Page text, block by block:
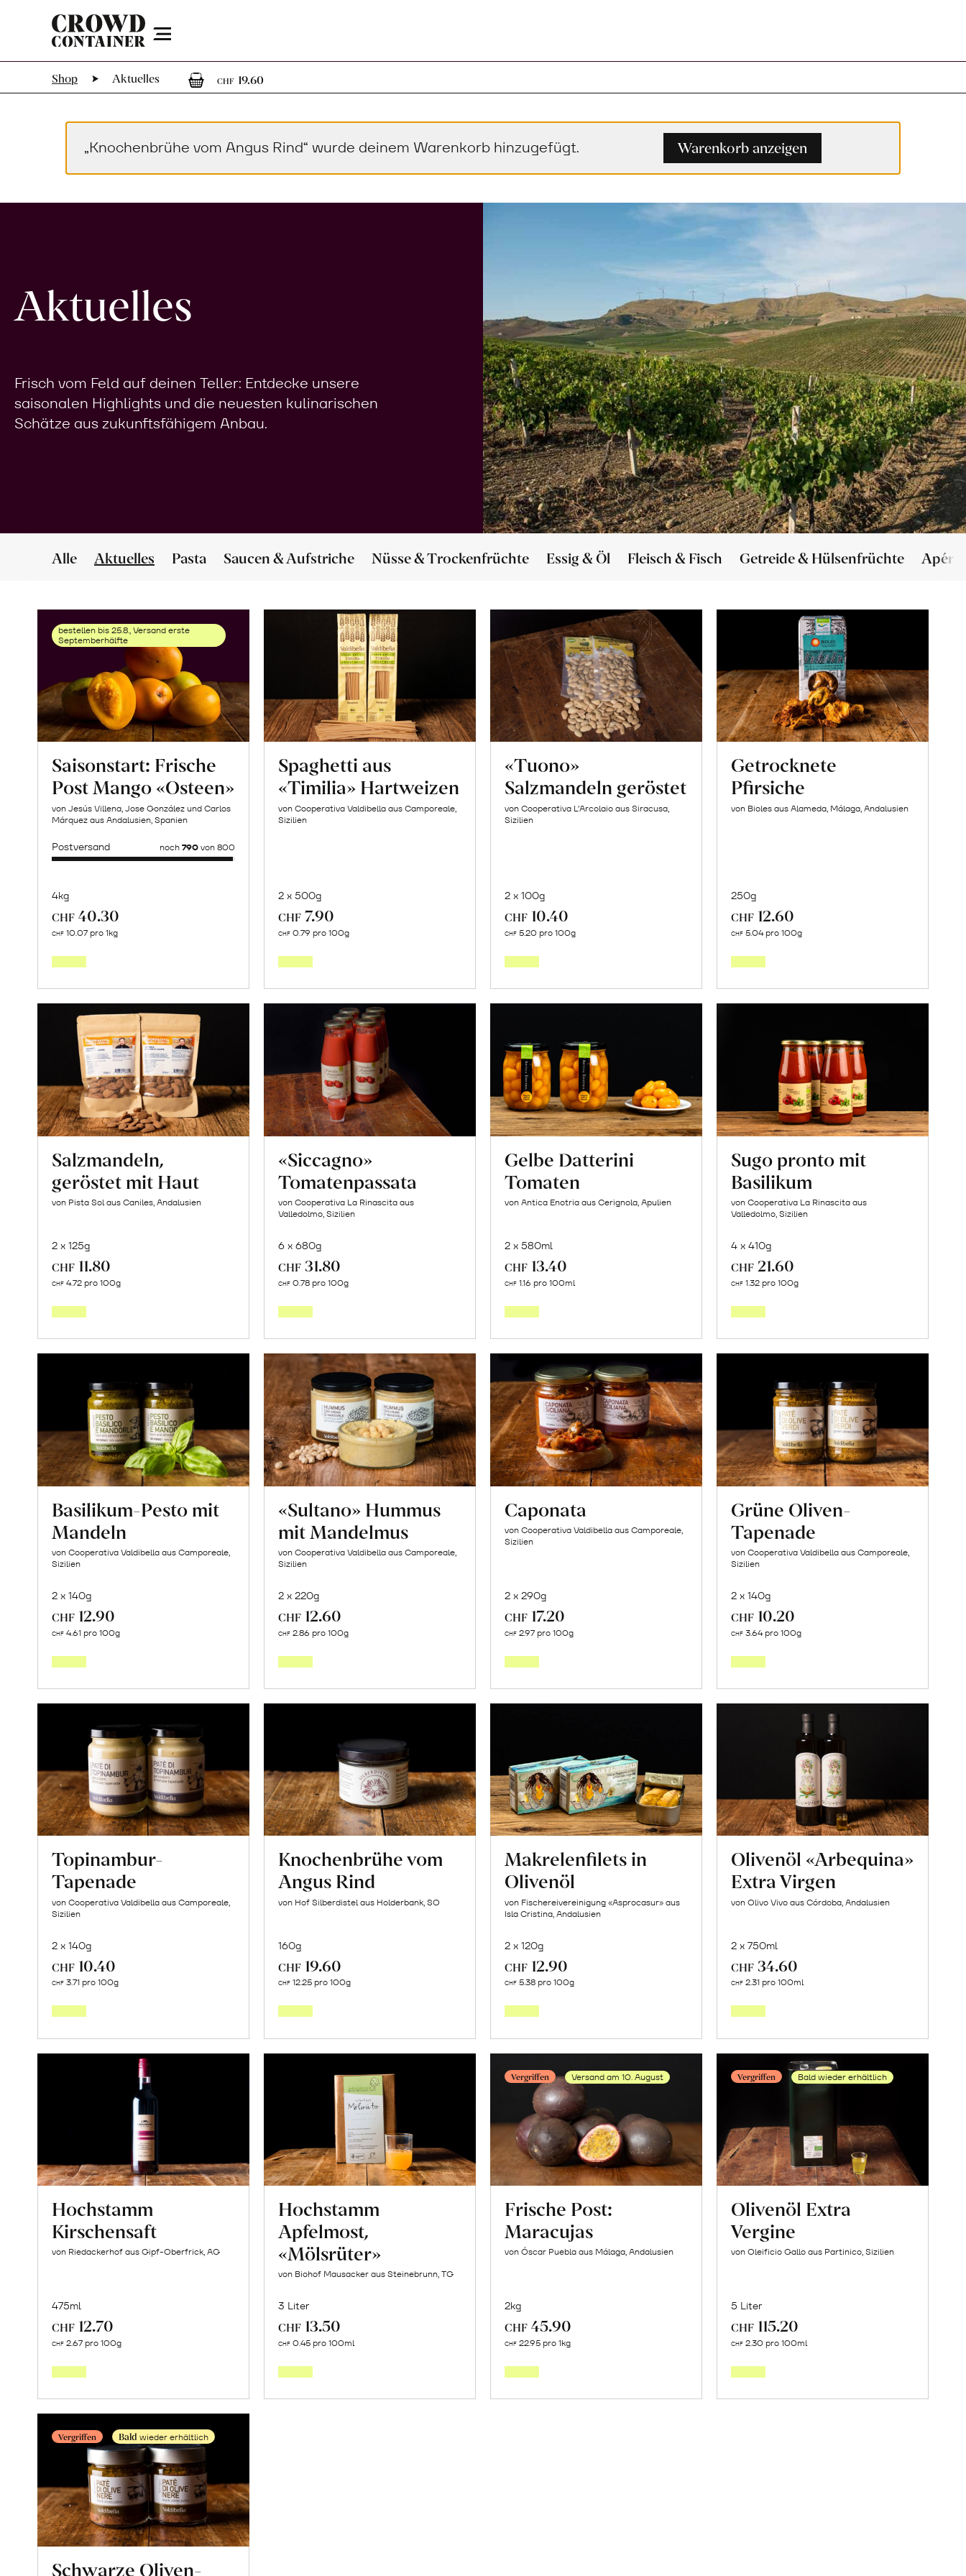
Menu
Shop Aktuelles
CHF 19.601 Artikel im Warenkorb
„Knochenbrühe vom Angus Rind“ wurde deinem Warenkorb hinzugefügt. Warenkorb anzeigen
Aktuelles
Frisch vom Feld auf deinen Teller: Entdecke unsere
saisonalen Highlights und die neuesten kulinarischen
Schätze aus zukunftsfähigem Anbau.
Alle Aktuelles Pasta Saucen & Aufstriche Nüsse & Trockenfrüchte Essig & Öl Fleisch & Fisch Getreide & Hülsenfrüchte Apéro
bestellen bis 25.8., Versand erste
Septemberhälfte
Saisonstart: Frische
Post Mango «Osteen»
von Jesús Villena, Jose González und Carlos
Márquez aus Andalusien, Spanien
Postversand noch 790von 800
4kg
CHF 40.30
CHF 10.07 pro 1kg
Frische
Post
Mango
«Osteen»
erfahren
Spaghetti aus
«Timilia» Hartweizen
von Cooperativa Valdibella aus Camporeale,
Sizilien
2 x 500g
CHF 7.90
CHF 0.79 pro 100g
«Tuono»
Salzmandeln geröstet
von Cooperativa L’Arcolaio aus Siracusa,
Sizilien
2 x 100g
CHF 10.40
CHF 5.20 pro 100g
Getrocknete
Pfirsiche
von Bioles aus Alameda, Málaga, Andalusien
250g
CHF 12.60
CHF 5.04 pro 100g
Salzmandeln,
geröstet mit Haut
von Pista Sol aus Caniles, Andalusien
2 x 125g
CHF 11.80
CHF 4.72 pro 100g
«Siccagno»
Tomatenpassata
von Cooperativa La Rinascita aus
Valledolmo, Sizilien
6 x 680g
CHF 31.80
CHF 0.78 pro 100g
Gelbe Datterini
Tomaten
von Antica Enotria aus Cerignola, Apulien
2 x 580ml
CHF 13.40
CHF 1.16 pro 100ml
Sugo pronto mit
Basilikum
von Cooperativa La Rinascita aus
Valledolmo, Sizilien
4 x 410g
CHF 21.60
CHF 1.32 pro 100g
Basilikum-Pesto mit
Mandeln
von Cooperativa Valdibella aus Camporeale,
Sizilien
2 x 140g
CHF 12.90
CHF 4.61 pro 100g
«Sultano» Hummus
mit Mandelmus
von Cooperativa Valdibella aus Camporeale,
Sizilien
2 x 220g
CHF 12.60
CHF 2.86 pro 100g
Caponata
von Cooperativa Valdibella aus Camporeale,
Sizilien
2 x 290g
CHF 17.20
CHF 2.97 pro 100g
Grüne Oliven-
Tapenade
von Cooperativa Valdibella aus Camporeale,
Sizilien
2 x 140g
CHF 10.20
CHF 3.64 pro 100g
Topinambur-
Tapenade
von Cooperativa Valdibella aus Camporeale,
Sizilien
2 x 140g
CHF 10.40
CHF 3.71 pro 100g
Knochenbrühe vom
Angus Rind
von Hof Silberdistel aus Holderbank, SO
160g
CHF 19.60
CHF 12.25 pro 100g
Makrelenfilets in
Olivenöl
von Fischereivereinigung «Asprocasur» aus
Isla Cristina, Andalusien
2 x 120g
CHF 12.90
CHF 5.38 pro 100g
Olivenöl «Arbequina»
Extra Virgen
von Olivo Vivo aus Córdoba, Andalusien
2 x 750ml
CHF 34.60
CHF 2.31 pro 100ml
Hochstamm
Kirschensaft
von Riedackerhof aus Gipf-Oberfrick, AG
475ml
CHF 12.70
CHF 2.67 pro 100g
Hochstamm
Apfelmost,
«Mölsrüter»
von Biohof Mausacker aus Steinebrunn, TG
3 Liter
CHF 13.50
CHF 0.45 pro 100ml
Vergriffen Versand am 10. August
Frische Post:
Maracujas
von Óscar Puebla aus Málaga, Andalusien
2kg
CHF 45.90
CHF 22.95 pro 1kg
Vergriffen Bald wieder erhältlich
Olivenöl Extra
Vergine
von Oleificio Gallo aus Partinico, Sizilien
5 Liter
CHF 115.20
CHF 2.30 pro 100ml
Vergriffen Bald wieder erhältlich
Schwarze Oliven-